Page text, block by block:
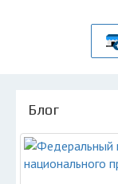
Блог